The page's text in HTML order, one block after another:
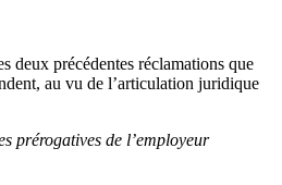
deux précédentes réclamations que
au vu de l’articulation juridique
prérogatives de l’employeur